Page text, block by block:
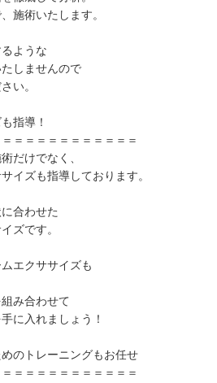
施術いたします。
ような
しませんので
い。
指導！
＝＝＝＝＝＝＝＝＝＝＝
だけでなく、
イズも指導しております。
合わせた
ズです。
エクササイズも
み合わせて
に入れましょう！
のトレーニングもお任せ
＝＝＝＝＝＝＝＝＝＝＝